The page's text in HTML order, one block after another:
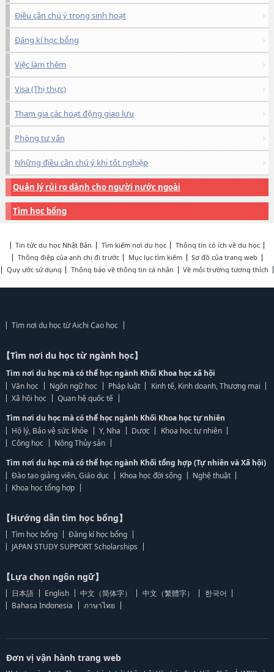
Điều cần chú ý trong sinh hoạt
Đăng kí học bổng
Việc làm thêm
Visa (Thị thực)
Tham gia các hoạt động giao lưu
Phòng tư vấn
Những điều cần chú ý khi tốt nghiệp
Quản lý rủi ro dành cho người nước ngoài
Tìm học bổng
Tin tức du học Nhật Bản Tìm kiếm nơi du học
Thông tin có ích về du học
Thông điệp của anh chị đi trước
Mục lục tìm kiếm
Sơ đồ của trang web
Quy ước sử dụng
Thông báo về thông tin cá nhân Về môi trường tương thích
Tìm nơi du học từ Aichi Cao học
【Tìm nơi du học từ ngành học】
Tìm nơi du học mà có thể học ngành Khối Khoa học xã hội
Văn học
Ngôn ngữ học Pháp luật
Kinh tế, Kinh doanh, Thương mại
Xã hội học
Quan hệ quốc tế
Tìm nơi du học mà có thể học ngành Khối Khoa học tự nhiên
Hộ lý, Bảo vệ sức khỏe
Y, Nha Dược
Khoa học tự nhiên
Công học
Nông Thủy sản
Tìm nơi du học mà có thể học ngành Khối tổng hợp (Tự nhiên và Xã hội)
Đào tạo giảng viên, Giáo dục
Khoa học đời sống
Nghệ thuật
Khoa học tổng hợp
【Hướng dẫn tìm học bổng】
Tìm học bổng
Đăng kí học bổng
JAPAN STUDY SUPPORT Scholarships
【Lựa chọn ngôn ngữ】
日本語 English 中文（简体字） 中文（繁體字）
한국어
Bahasa Indonesia
ภาษาไทย
Đơn vị vận hành trang web